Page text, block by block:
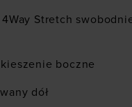
Stretch
boczne
dół